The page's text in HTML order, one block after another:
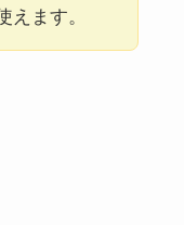
えます。